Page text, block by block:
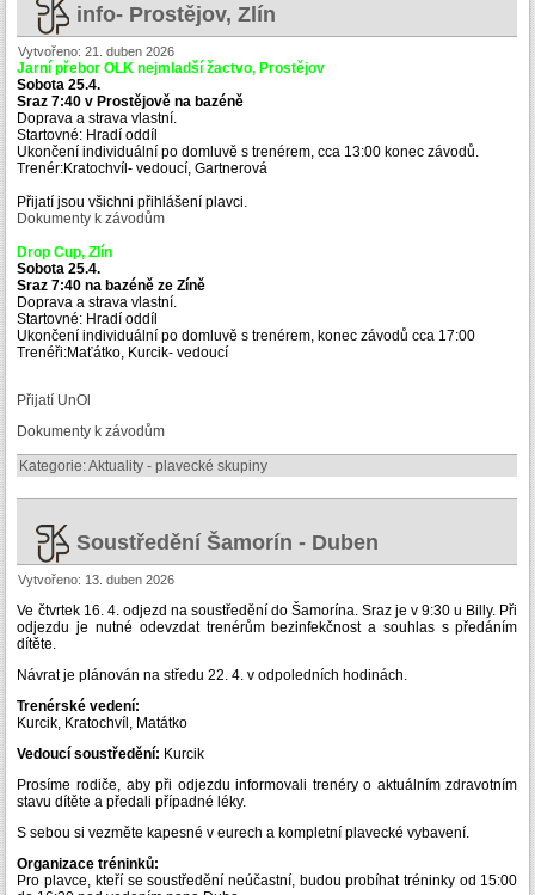
info- Prostějov, Zlín
Vytvořeno: 21. duben 2026
Jarní přebor OLK nejmladší žactvo, Prostějov
Sobota 25.4.
Sraz 7:40 v Prostějově na bazéně
Doprava a strava vlastní.
Startovné: Hradí oddíl
Ukončení individuální po domluvě s trenérem, cca 13:00 konec závodů.
Trenér:Kratochvíl- vedoucí, Gartnerová
Přijatí jsou všichni přihlášení plavci.
Dokumenty k závodům
Drop Cup, Zlín
Sobota 25.4.
Sraz 7:40 na bazéně ze Zíně
Doprava a strava vlastní.
Startovné: Hradí oddíl
Ukončení individuální po domluvě s trenérem, konec závodů cca 17:00
Trenéři:Maťátko, Kurcik- vedoucí
Přijatí UnOl
Dokumenty k závodům
Kategorie:Aktuality - plavecké skupiny
Soustředění Šamorín - Duben
Vytvořeno: 13. duben 2026
Ve čtvrtek 16. 4. odjezd na soustředění do Šamorína. Sraz je v 9:30 u Billy. Při
odjezdu je nutné odevzdat trenérům bezinfekčnost a souhlas s předáním
dítěte.
Návrat je plánován na středu 22. 4. v odpoledních hodinách.
Trenérské vedení:
Kurcik, Kratochvíl, Matátko
Vedoucí soustředění: Kurcik
Prosíme rodiče, aby při odjezdu informovali trenéry o aktuálním zdravotním
stavu dítěte a předali případné léky.
S sebou si vezměte kapesné v eurech a kompletní plavecké vybavení.
Organizace tréninků:
Pro plavce, kteří se soustředění neúčastní, budou probíhat tréninky od 15:00